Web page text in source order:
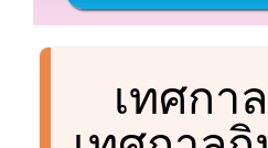
เทศกา